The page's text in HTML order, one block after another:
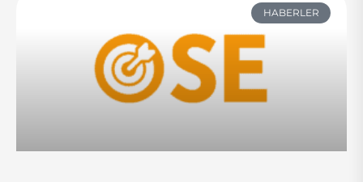
HABERLER